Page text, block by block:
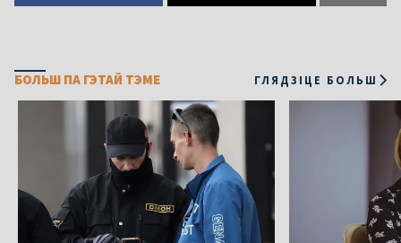
БОЛЬШ ПА ГЭТАЙ ТЭМЕ ГЛЯДЗІЦЕ БОЛЬШ